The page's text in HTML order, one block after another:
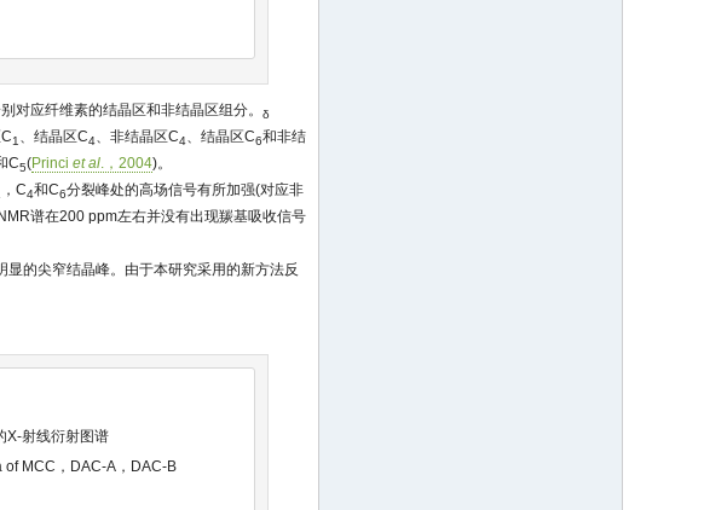
对应纤维素的结晶区和非结晶区组分。δ
1、结晶区C4、非结晶区C4、结晶区C6和非结
C5(Princiet al.，2004)。
，C4和C6分裂峰处的高场信号有所加强(对应非
谱在200 ppm左右并没有出现羰基吸收信号
显的尖窄结晶峰。由于本研究采用的新方法反
X-射线衍射图谱
of MCC，DAC-A，DAC-B